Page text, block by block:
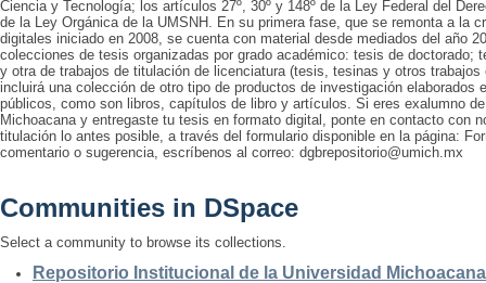
Ciencia y Tecnología; los artículos 27º, 30º y 148º de la Ley Federal del
de la Ley Orgánica de la UMSNH. En su primera fase, que se remonta a la
digitales iniciado en 2008, se cuenta con material desde mediados del año
colecciones de tesis organizadas por grado académico: tesis de doctorado;
y otra de trabajos de titulación de licenciatura (tesis, tesinas y otros
incluirá una colección de otro tipo de productos de investigación elaborados
públicos, como son libros, capítulos de libro y artículos. Si eres exalumno
Michoacana y entregaste tu tesis en formato digital, ponte en contacto con
titulación lo antes posible, a través del formulario disponible en la página:
comentario o sugerencia, escríbenos al correo: dgbrepositorio@umich.mx
Communities in DSpace
Select a community to browse its collections.
Repositorio Institucional de la Universidad